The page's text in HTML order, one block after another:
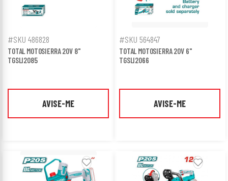
#SKU 486828
TOTAL MOTOSIERRA 20V 8"
TGSLI2085
AVISE-ME
#SKU 564847
TOTAL MOTOSIERRA 20V 6"
TGSLI2066
AVISE-ME